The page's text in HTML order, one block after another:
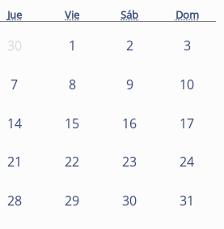
Jue Vie Sáb Dom
30 1 2 3
7 8 9 10
14 15 16 17
21 22 23 24
28 29 30 31